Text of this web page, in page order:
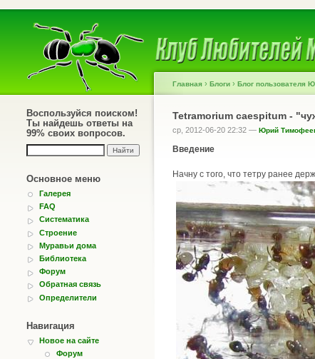
Воспользуйся поиском!
Ты найдешь ответы на
99% своих вопросов.
Основное меню
Галерея
FAQ
Систематика
Строение
Муравьи дома
Библиотека
Форум
Обратная связь
Определители
Навигация
Новое на сайте
Форум
Главная › Блоги › Блог пользователя
Tetramorium caespitum -
ср, 2012-06-20 22:32 — Юрий
Введение
Начну с того, что тетру ранее